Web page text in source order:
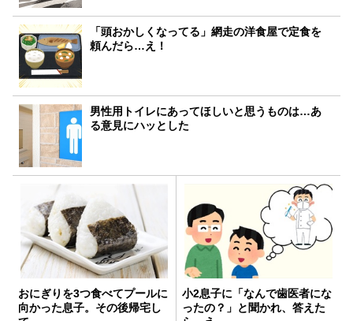
「頭おかしくなってる」網走の洋食屋で定食を
頼んだら…え！
男性用トイレにあってほしいと思うものは…あ
る意見にハッとした
おにぎりを3つ食べてプールに
向かった息子。その後帰宅し
小2息子に「なんで歯医者にな
ったの？」と聞かれ、答えた